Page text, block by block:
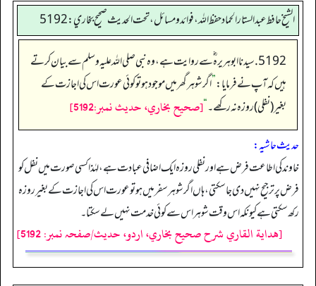
الشيخ حافط عبدالستار الحماد حفظ الله، فوائد و مسائل، تحت الحديث صحيح بخاري:5192
5192. سیدنا ابو ہریرہ ؓ سے روایت ہے، وہ نبی صلی اللہ علیہ وسلم سے بیان کرتے
ہیں کہ آپ نے فرمایا:”اگر شوہر گھر میں موجود ہو تو کوئی عورت اس کی اجازت کے
بغیر (نفلی) روزہ نہ رکھے۔“[صحيح بخاري، حديث نمبر:5192]
حدیث حاشیہ:
خاوند کی اطاعت فرض ہے اور نفلی روزہ ایک اضافی عبادت ہے، لہٰذا کسی صورت میں نفل کو
فرض پر ترجیح نہیں دی جاسکتی، ہاں اگر شوہر سفر میں ہو تو عورت اس کی اجازت کے بغیر روزہ
رکھ سکتی ہے کیونکہ اس وقت شوہر اس سے کوئی خدمت نہیں لے سکتا۔
[هداية القاري شرح صحيح بخاري، اردو، حدیث/صفحہ نمبر: 5192]